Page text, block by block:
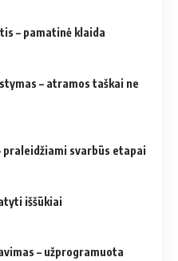
– pamatinė klaida
– atramos taškai ne
svarbūs etapai
iššūkiai
– užprogramuota